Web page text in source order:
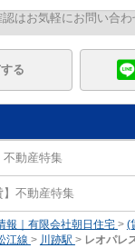
はお気軽にお問い合わ
る
動産特集
不動産特集
報｜有限会社朝日住宅 > (
江線 > 川跡駅 > レオパレ